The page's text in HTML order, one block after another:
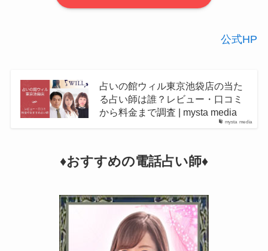
公式HP
mysta media
占いの館ウィル東京池袋店の当た
る占い師は誰？レビュー・口コミ
から料金まで調査 | mysta media
♦︎おすすめの電話占い師♦︎